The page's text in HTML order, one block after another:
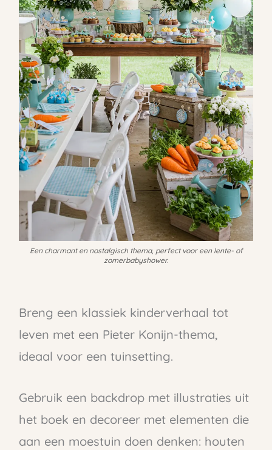
Een charmant en nostalgisch thema, perfect voor een lente- of
zomerbabyshower.
Breng een klassiek kinderverhaal tot
leven met een Pieter Konijn-thema,
ideaal voor een tuinsetting.
Gebruik een backdrop met illustraties uit
het boek en decoreer met elementen die
aan een moestuin doen denken: houten